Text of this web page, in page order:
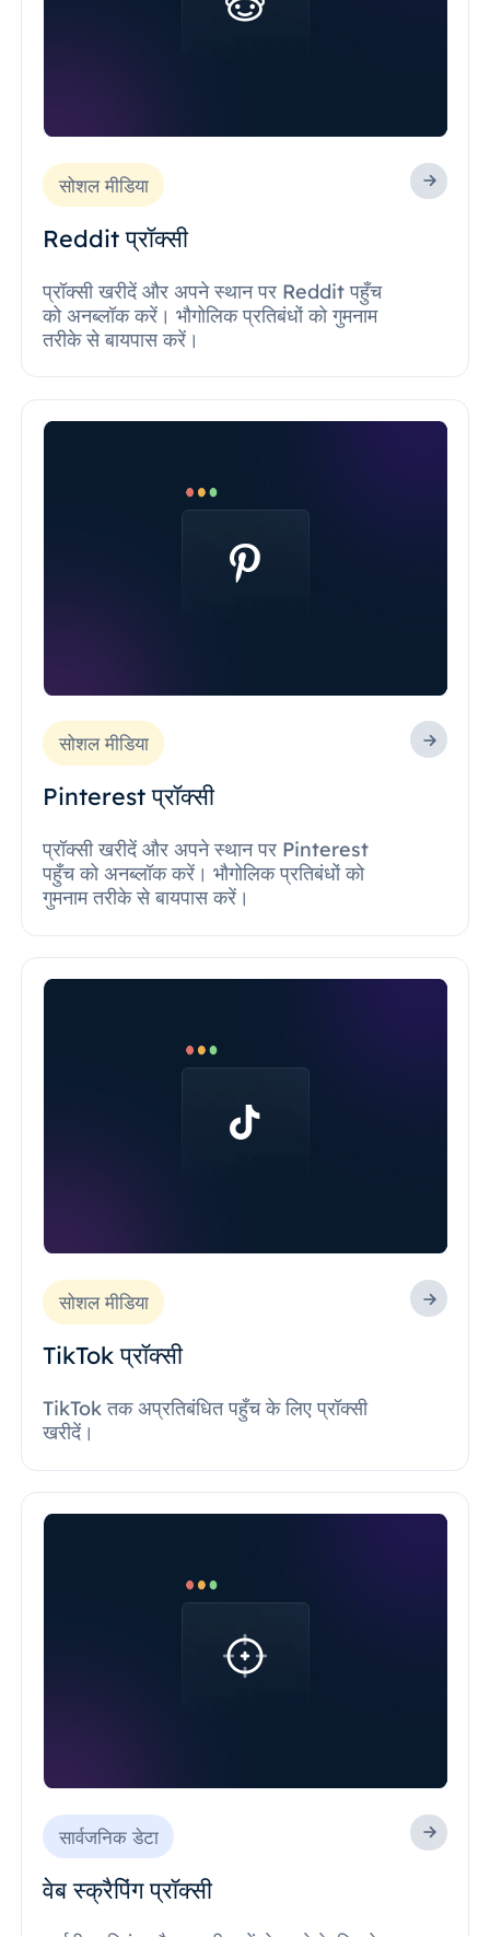
सोशल मीडिया
Reddit प्रॉक्सी
प्रॉक्सी खरीदें और अपने स्थान पर Reddit पहुँच
को अनब्लॉक करें। भौगोलिक प्रतिबंधों को गुमनाम
तरीके से बायपास करें।
सोशल मीडिया
Pinterest प्रॉक्सी
प्रॉक्सी खरीदें और अपने स्थान पर Pinterest
पहुँच को अनब्लॉक करें। भौगोलिक प्रतिबंधों को
गुमनाम तरीके से बायपास करें।
सोशल मीडिया
TikTok प्रॉक्सी
TikTok तक अप्रतिबंधित पहुँच के लिए प्रॉक्सी
खरीदें।
सार्वजनिक डेटा
वेब स्क्रैपिंग प्रॉक्सी